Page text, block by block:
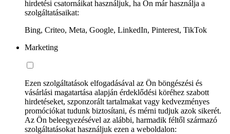
hirdetési csatornáikat használjuk, ha Ön már használja a
szolgáltatásaikat:
Bing, Criteo, Meta, Google, LinkedIn, Pinterest, TikTok
Marketing
Ezen szolgáltatások elfogadásával az Ön böngészési és
vásárlási magatartása alapján érdeklődési köréhez szabott
hirdetéseket, szponzorált tartalmakat vagy kedvezményes
promóciókat tudunk biztosítani, és mérni tudjuk azok sikerét.
Az Ön beleegyezésével az alábbi, harmadik féltől származó
szolgáltatásokat használjuk ezen a weboldalon: